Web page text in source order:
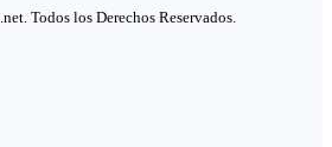
Todos los Derechos Reservados.